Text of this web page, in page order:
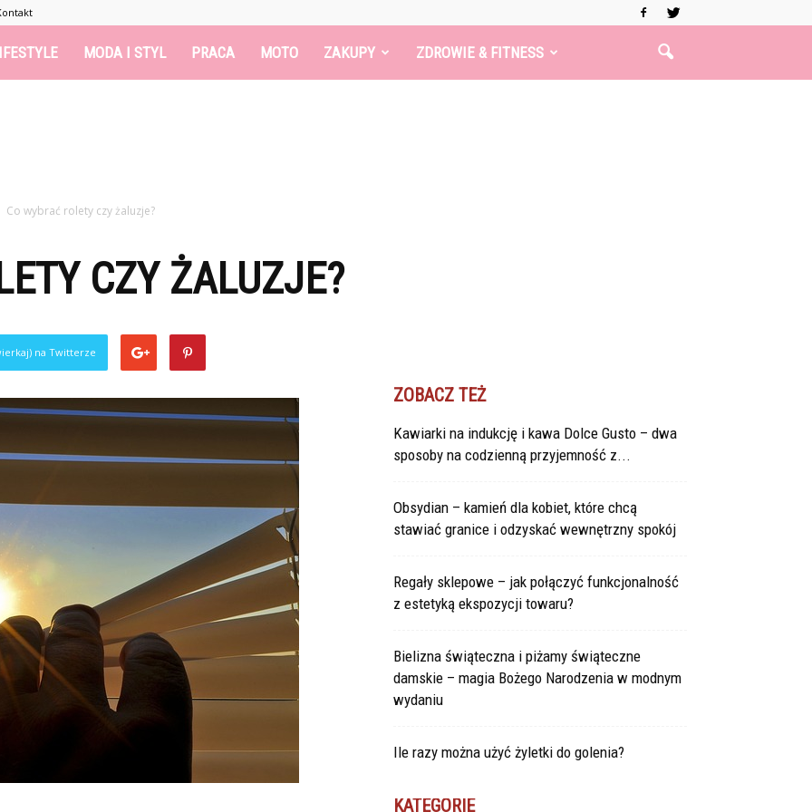
MODA I STYL PRACA MOTO ZAKUPY ZDROWIE & FITNESS
Co wybrać rolety czy żaluzje?
CZY ŻALUZJE?
na Twitterze
ZOBACZ TEŻ
Kawiarki na indukcję i kawa Dolce Gusto – dwa
sposoby na codzienną przyjemność z...
Obsydian – kamień dla kobiet, które chcą
stawiać granice i odzyskać wewnętrzny spokój
Regały sklepowe – jak połączyć funkcjonalność
z estetyką ekspozycji towaru?
Bielizna świąteczna i piżamy świąteczne
damskie – magia Bożego Narodzenia w modnym
wydaniu
Ile razy można użyć żyletki do golenia?
KATEGORIE